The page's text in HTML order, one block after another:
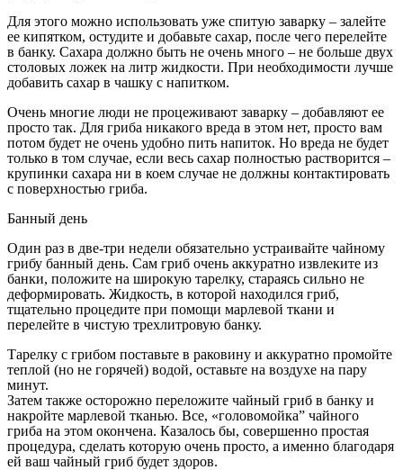
Для этого можно использовать уже спитую заварку – залейте
ее кипятком, остудите и добавьте сахар, после чего перелейте
в банку. Сахара должно быть не очень много – не больше двух
столовых ложек на литр жидкости. При необходимости лучше
добавить сахар в чашку с напитком.
Очень многие люди не процеживают заварку – добавляют ее
просто так. Для гриба никакого вреда в этом нет, просто вам
потом будет не очень удобно пить напиток. Но вреда не будет
только в том случае, если весь сахар полностью растворится –
крупинки сахара ни в коем случае не должны контактировать
с поверхностью гриба.
Банный день
Один раз в две-три недели обязательно устраивайте чайному
грибу банный день. Сам гриб очень аккуратно извлеките из
банки, положите на широкую тарелку, стараясь сильно не
деформировать. Жидкость, в которой находился гриб,
тщательно процедите при помощи марлевой ткани и
перелейте в чистую трехлитровую банку.
Тарелку с грибом поставьте в раковину и аккуратно промойте
теплой (но не горячей) водой, оставьте на воздухе на пару
минут.
Затем также осторожно переложите чайный гриб в банку и
накройте марлевой тканью. Все, «головомойка” чайного
гриба на этом окончена. Казалось бы, совершенно простая
процедура, сделать которую очень просто, а именно благодаря
ей ваш чайный гриб будет здоров.